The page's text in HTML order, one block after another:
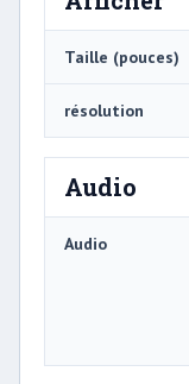
Taille (pouces)
résolution
Audio
Audio